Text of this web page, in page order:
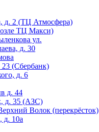
д. 2 (ТЦ Атмосфера)
ТЦ Макси)
ул.
д. 30
(Сбербанк)
д. 6
д. 44
д. 35 (АЗС)
Волок (перекрёсток)
д. 10а